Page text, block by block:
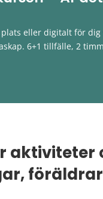
eller digitalt för dig
6+1 tillfälle, 2
aktiviteter